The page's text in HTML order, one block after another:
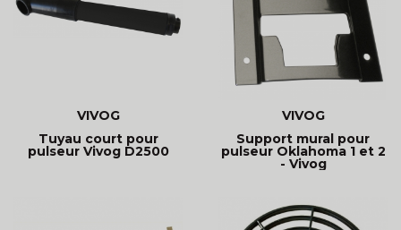
VIVOG
Tuyau court pour
pulseur Vivog D2500
VIVOG
Support mural pour
pulseur Oklahoma 1 et 2
- Vivog